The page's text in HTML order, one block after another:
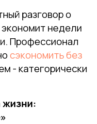
разговор о
недели
Профессионал
сэкономить без
- категорически
жизни: